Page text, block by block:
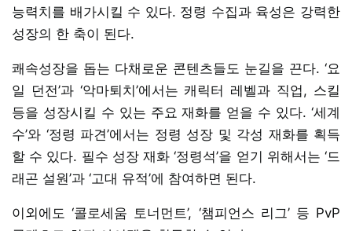
능력치를 배가시킬 수 있다. 정령 수집과 육성은 강력한
성장의 한 축이 된다.
쾌속성장을 돕는 다채로운 콘텐츠들도 눈길을 끈다. ‘요
일 던전’과 ‘악마퇴치’에서는 캐릭터 레벨과 직업, 스킬
등을 성장시킬 수 있는 주요 재화를 얻을 수 있다. ‘세계
수’와 ‘정령 파견’에서는 정령 성장 및 각성 재화를 획득
할 수 있다. 필수 성장 재화 ‘정령석’을 얻기 위해서는 ‘드
래곤 설원’과 ‘고대 유적’에 참여하면 된다.
이외에도 ‘콜로세움 토너먼트’, ‘챔피언스 리그’ 등 PvP